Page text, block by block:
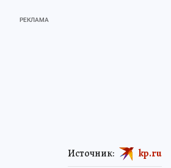
Источник: kp.ru